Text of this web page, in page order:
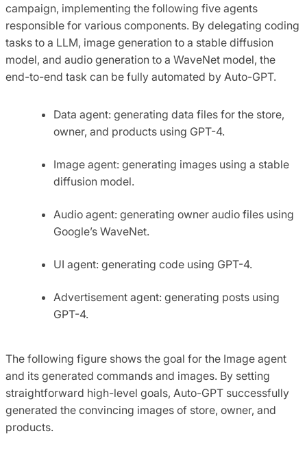
campaign, implementing the following five agents
responsible for various components. By delegating coding
tasks to a LLM, image generation to a stable diffusion
model, and audio generation to a WaveNet model, the
end-to-end task can be fully automated by Auto-GPT.
Data agent: generating data files for the store,
owner, and products using GPT-4.
Image agent: generating images using a stable
diffusion model.
Audio agent: generating owner audio files using
Google’s WaveNet.
UI agent: generating code using GPT-4.
Advertisement agent: generating posts using
GPT-4.
The following figure shows the goal for the Image agent
and its generated commands and images. By setting
straightforward high-level goals, Auto-GPT successfully
generated the convincing images of store, owner, and
products.